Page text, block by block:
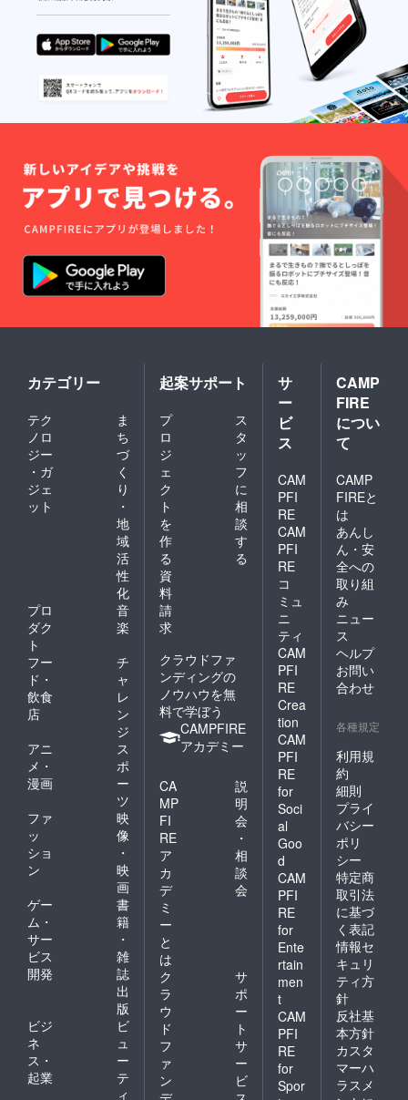
カテゴリー
テク
ノロ
ジー
・ガ
ジェ
ット
ま
ち
づ
く
り
・
地
域
活
性
化
プロ
ダク
ト
音
楽
フー
ド・
飲食
店
チ
ャ
レ
ン
ジ
アニ
メ・
漫画
ス
ポ
ー
ツ
ファ
ッ
ショ
ン
映
像
・
映
画
ゲー
ム・
サー
ビス
開発
書
籍
・
雑
誌
出
版
ビジ
ネ
ス・
起業
ビ
ュ
ー
テ
ィ
起案サポート
プ
ロ
ジ
ェ
ク
ト
を
作
る
ス
タ
ッ
フ
に
相
談
す
る
資
料
請
求
クラウドファ
ンディングの
ノウハウを無
料で学ぼう
CAMPFIRE
アカデミー
CA
MP
FI
RE
ア
カ
デ
ミ
ー
と
は
説
明
会
・
相
談
会
ク
ラ
ウ
ド
フ
ァ
ン
サ
ポ
ー
ト
サ
ー
ビ
サ
ー
ビ
ス
CAM
PFI
RE
CAM
PFI
RE
コ
ミュ
ニ
ティ
CAM
PFI
RE
Crea
tion
CAM
PFI
RE
for
Soci
al
Goo
d
CAM
PFI
RE
for
Ente
rtain
men
t
CAM
PFI
RE
for
Spor
CAMP
FIRE
につい
て
CAMP
FIREと
は
あんし
ん・安
全への
取り組
み
ニュー
ス
ヘルプ
お問い
合わせ
各種規定
利用規
約
細則
プライ
バシー
ポリ
シー
特定商
取引法
に基づ
く表記
情報セ
キュリ
ティ方
針
反社基
本方針
カスタ
マーハ
ラスメ